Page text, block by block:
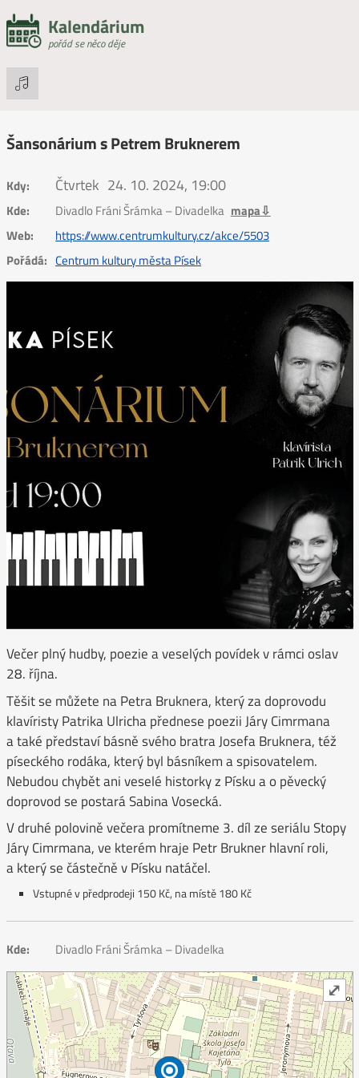
Kalendárium
pořád se něco děje
Šansonárium s Petrem Bruknerem
Kdy: Čtvrtek 24. 10. 2024, 19:00
Kde: Divadlo Fráni Šrámka – Divadelka mapa⇩
Web:
https://www.centrumkultury.cz/akce/5503
Pořádá: Centrum kultury města Písek
Večer plný hudby, poezie a veselých povídek v rámci oslav
28. října.
Těšit se můžete na Petra Bruknera, který za doprovodu
klavíristy Patrika Ulricha přednese poezii Járy Cimrmana
a také představí básně svého bratra Josefa Bruknera, též
píseckého rodáka, který byl básníkem a spisovatelem.
Nebudou chybět ani veselé historky z Písku a o pěvecký
doprovod se postará Sabina Vosecká.
V druhé polovině večera promítneme 3. díl ze seriálu Stopy
Járy Cimrmana, ve kterém hraje Petr Brukner hlavní roli,
a který se částečně v Písku natáčel.
Vstupné v předprodeji 150 Kč, na místě 180 Kč
Kde: Divadlo Fráni Šrámka – Divadelka
⤢